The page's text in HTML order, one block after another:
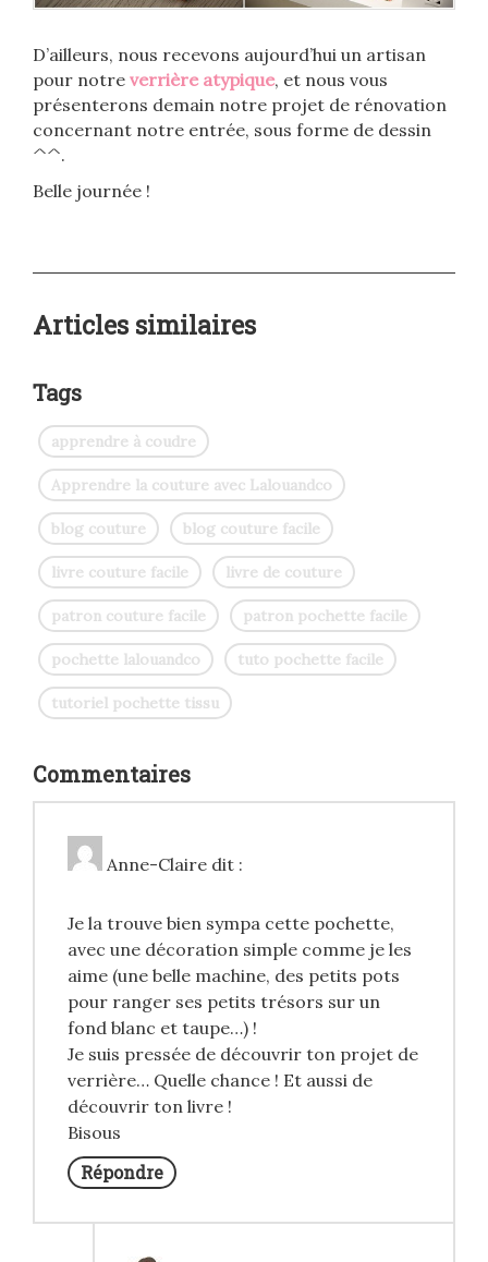
D’ailleurs, nous recevons aujourd’hui un artisan
pour notre verrière atypique, et nous vous
présenterons demain notre projet de rénovation
concernant notre entrée, sous forme de dessin
^^.
Belle journée !
Articles similaires
Tags
apprendre à coudre
Apprendre la couture avec Lalouandco
blog couture blog couture facile
livre couture facile livre de couture
patron couture facile patron pochette facile
pochette lalouandco tuto pochette facile
tutoriel pochette tissu
Commentaires
Anne-Claire dit :
Je la trouve bien sympa cette pochette,
avec une décoration simple comme je les
aime (une belle machine, des petits pots
pour ranger ses petits trésors sur un
fond blanc et taupe…) !
Je suis pressée de découvrir ton projet de
verrière… Quelle chance ! Et aussi de
découvrir ton livre !
Bisous
Répondre